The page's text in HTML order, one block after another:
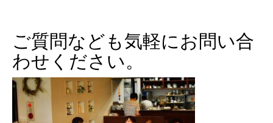
ご質問なども気軽にお問い合
わせください。